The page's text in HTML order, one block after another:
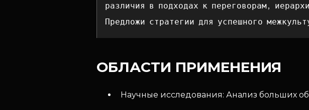
различия в подходах к переговорам,
Предложи стратегии для успешного
ОБЛАСТИ ПРИМЕНЕНИЯ
Научные исследования: Анализ больших